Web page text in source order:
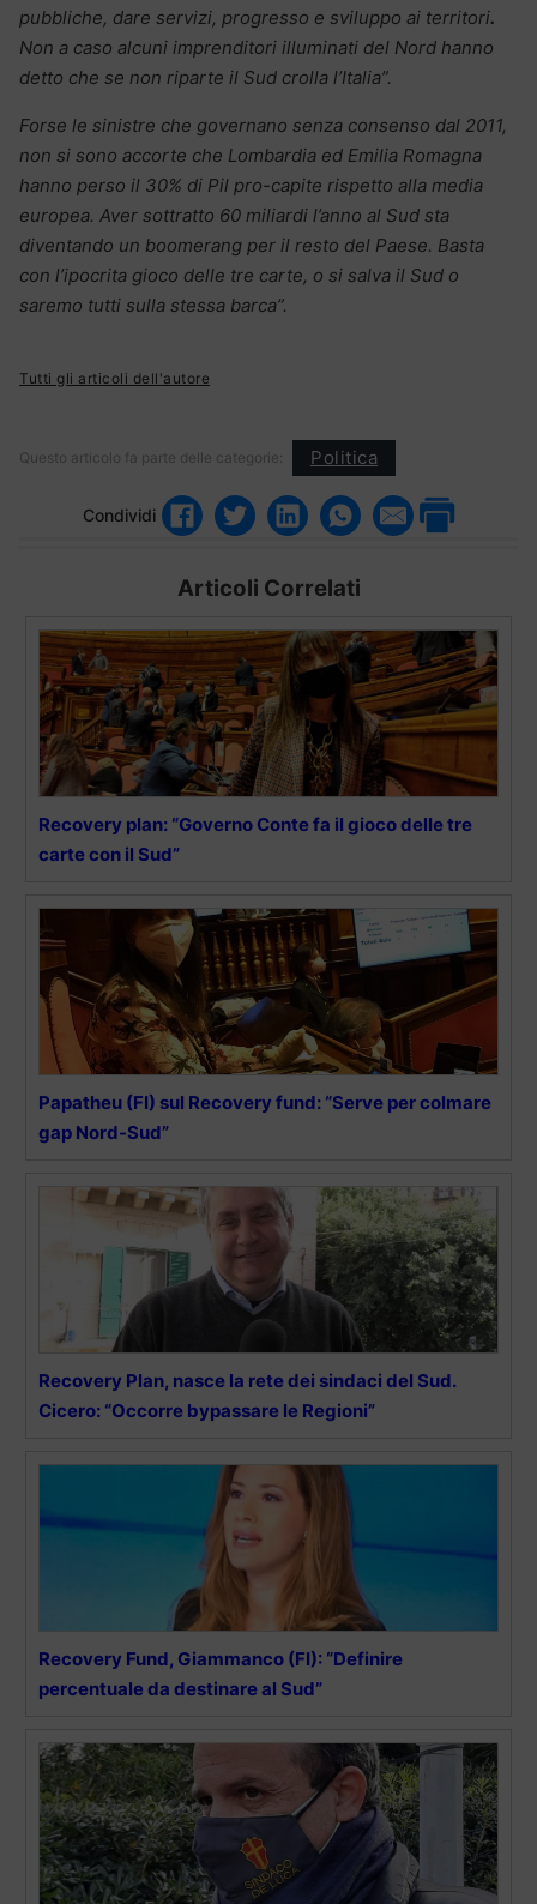
pubbliche, dare servizi, progresso e sviluppo ai territori.
Non a caso alcuni imprenditori illuminati del Nord hanno
detto che se non riparte il Sud crolla l’Italia”.
Forse le sinistre che governano senza consenso dal 2011,
non si sono accorte che Lombardia ed Emilia Romagna
hanno perso il 30% di Pil pro-capite rispetto alla media
europea. Aver sottratto 60 miliardi l’anno al Sud sta
diventando un boomerang per il resto del Paese. Basta
con l’ipocrita gioco delle tre carte, o si salva il Sud o
saremo tutti sulla stessa barca”.
Tutti gli articoli dell'autore
Questo articolo fa parte delle categorie: Politica
Condividi
Articoli Correlati
Recovery plan: “Governo Conte fa il gioco delle tre
carte con il Sud”
Papatheu (FI) sul Recovery fund: “Serve per colmare
gap Nord-Sud”
Recovery Plan, nasce la rete dei sindaci del Sud.
Cicero: “Occorre bypassare le Regioni”
Recovery Fund, Giammanco (FI): “Definire
percentuale da destinare al Sud”